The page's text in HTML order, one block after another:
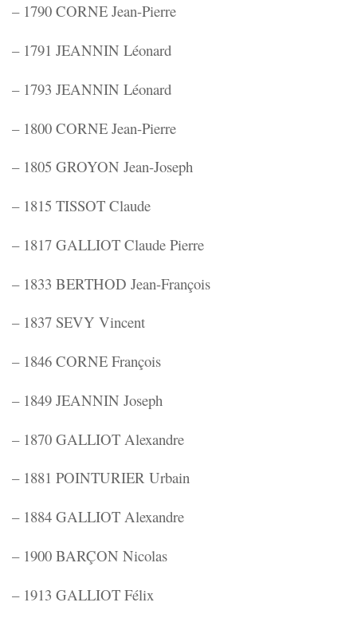
– 1790 CORNE Jean-Pierre
– 1791 JEANNIN Léonard
– 1793 JEANNIN Léonard
– 1800 CORNE Jean-Pierre
– 1805 GROYON Jean-Joseph
– 1815 TISSOT Claude
– 1817 GALLIOT Claude Pierre
– 1833 BERTHOD Jean-François
– 1837 SEVY Vincent
– 1846 CORNE François
– 1849 JEANNIN Joseph
– 1870 GALLIOT Alexandre
– 1881 POINTURIER Urbain
– 1884 GALLIOT Alexandre
– 1900 BARÇON Nicolas
– 1913 GALLIOT Félix